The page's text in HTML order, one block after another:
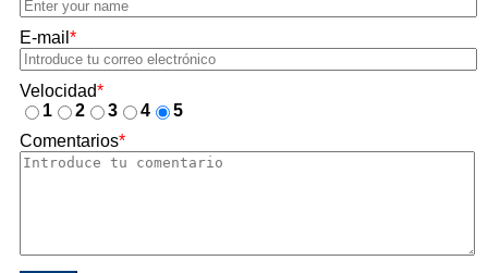
E-mail *
Velocidad*
1
2 3 4
5
Comentarios*